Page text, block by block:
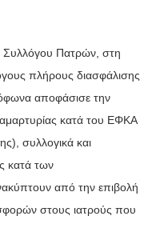
Συλλόγου Πατρών, στη
πλήρους διασφάλισης
αποφάσισε την
κατά του ΕΦΚΑ
συλλογικά και
κατά των
από την επιβολή
στους ιατρούς που